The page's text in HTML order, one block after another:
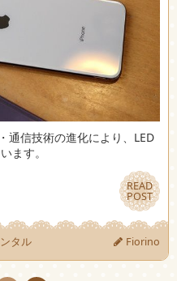
通信技術の進化により、LED
ます。
READ
POST
READ
POST
タル Fiorino